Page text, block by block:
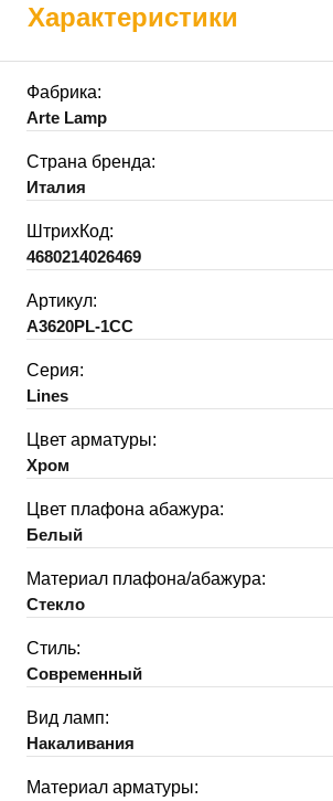
Характеристики
Фабрика:
Arte Lamp
Страна бренда:
Италия
ШтрихКод:
4680214026469
Артикул:
A3620PL-1CC
Серия:
Lines
Цвет арматуры:
Хром
Цвет плафона абажура:
Белый
Материал плафона/абажура:
Стекло
Стиль:
Современный
Вид ламп:
Накаливания
Материал арматуры: